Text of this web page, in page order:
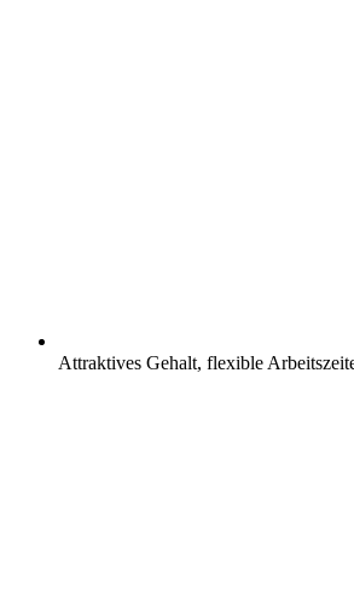
Attraktives Gehalt, flexible